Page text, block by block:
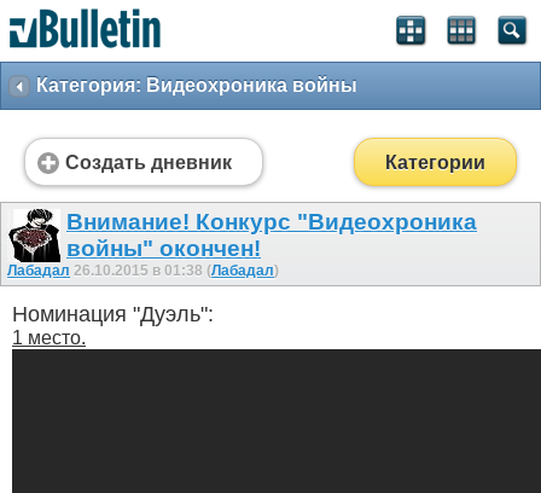
Категория: Видеохроника войны
Создать дневник Категории
Внимание! Конкурс "Видеохроника
войны" окончен!
Лабадал 26.10.2015 в 01:38 (Лабадал)
Номинация "Дуэль":
1 место.